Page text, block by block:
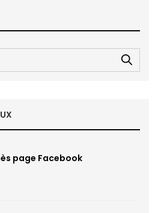
page Facebook